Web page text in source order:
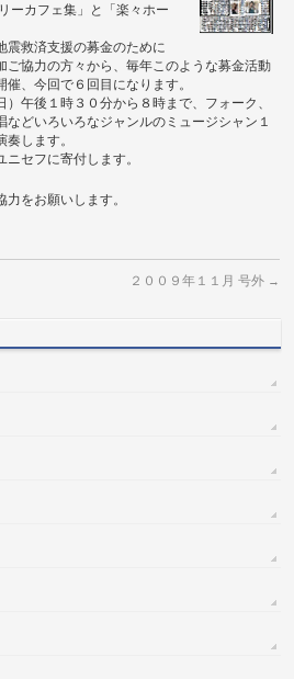
ーカフェ集」と「楽々ホー
震救済支援の募金のために
ご協力の方々から、毎年このような募金活動
、今回で６回目になります。
午後１時３０分から８時まで、フォーク、
などいろいろなジャンルのミュージシャン１
します。
セフに寄付します。
をお願いします。
２００９年１１月 号外 →